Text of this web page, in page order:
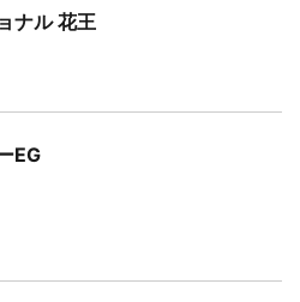
ナル 花王
EG